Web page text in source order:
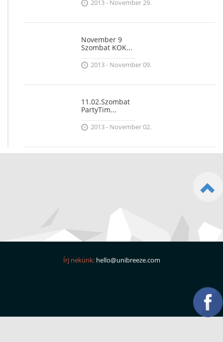
2013 - November 29.
November 9
Szombat KOK...
2013 - November 09.
11.02.Szombat
PartyTim...
2013 - November 02.
Írj nekünk: hello@unibreeze.com